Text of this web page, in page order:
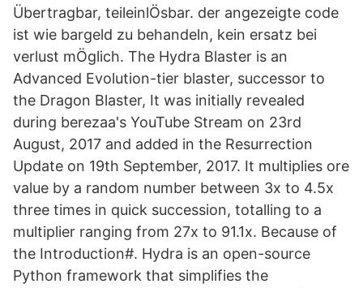
Übertragbar, teileinlÖsbar. der angezeigte code
ist wie bargeld zu behandeln, kein ersatz bei
verlust mÖglich. The Hydra Blaster is an
Advanced Evolution-tier blaster, successor to
the Dragon Blaster, It was initially revealed
during berezaa's YouTube Stream on 23rd
August, 2017 and added in the Resurrection
Update on 19th September, 2017. It multiplies ore
value by a random number between 3x to 4.5x
three times in quick succession, totalling to a
multiplier ranging from 27x to 91.1x. Because of
the Introduction#. Hydra is an open-source
Python framework that simplifies the